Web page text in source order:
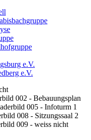
e.V.
e.V.